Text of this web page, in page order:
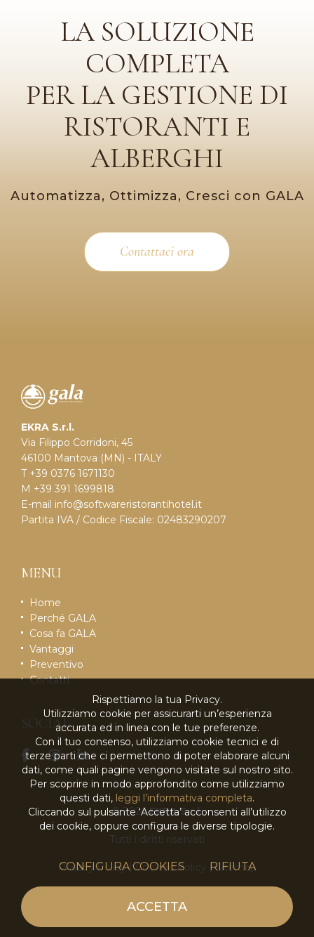
LA SOLUZIONE
COMPLETA
PER LA GESTIONE DI
RISTORANTI E
ALBERGHI
Automatizza, Ottimizza, Cresci con GALA
Contattaci ora
EKRA S.r.l.
Via Filippo Corridoni, 45
46100 Mantova (MN) - ITALY
T +39 0376 1671130
M +39 391 1699818
E-mail info@softwareristorantihotel.it
Partita IVA / Codice Fiscale: 02483290207
MENU
Home
Perché GALA
Cosa fa GALA
Vantaggi
Preventivo
Contatti
SOCIAL
© 2026EKRA S.r.l.
Tutti i diritti riservati
Privacy Policy|Cookies Policy |Sitemap
Rispettiamo la tua Privacy.
Utilizziamo cookie per assicurarti un’esperienza
accurata ed in linea con le tue preferenze.
Con il tuo consenso, utilizziamo cookie tecnici e di
terze parti che ci permettono di poter elaborare alcuni
dati, come quali pagine vengono visitate sul nostro sito.
Per scoprire in modo approfondito come utilizziamo
questi dati, leggi l’informativa completa.
Cliccando sul pulsante ‘Accetta’ acconsenti all’utilizzo
dei cookie, oppure configura le diverse tipologie.
CONFIGURA COOKIES RIFIUTA
ACCETTA